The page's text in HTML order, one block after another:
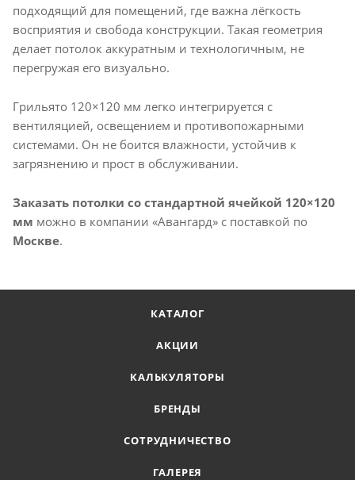
подходящий для помещений, где важна лёгкость
восприятия и свобода конструкции. Такая геометрия
делает потолок аккуратным и технологичным, не
перегружая его визуально.
Грильято 120×120 мм легко интегрируется с
вентиляцией, освещением и противопожарными
системами. Он не боится влажности, устойчив к
загрязнению и прост в обслуживании.
Заказать потолки со стандартной ячейкой 120×120
мм можно в компании «Авангард» с поставкой по
Москве.
КАТАЛОГ
АКЦИИ
КАЛЬКУЛЯТОРЫ
БРЕНДЫ
СОТРУДНИЧЕСТВО
ГАЛЕРЕЯ